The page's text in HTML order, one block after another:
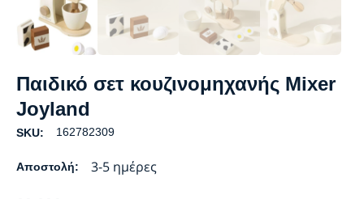
Παιδικό σετ κουζινομηχανής Mixer
Joyland
SKU: 162782309
Αποστολή: 3-5 ημέρες